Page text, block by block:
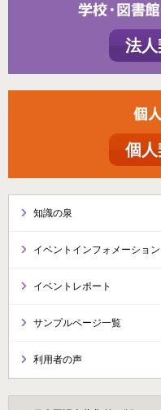
法人
個人
知識の泉
イベントインフォメーション
イベントレポート
サンプルページ一覧
利用者の声